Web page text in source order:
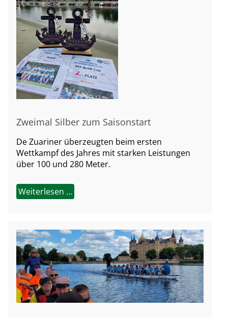
Zweimal Silber zum Saisonstart
De Zuariner überzeugten beim ersten
Wettkampf des Jahres mit starken Leistungen
über 100 und 280 Meter.
Weiterlesen …